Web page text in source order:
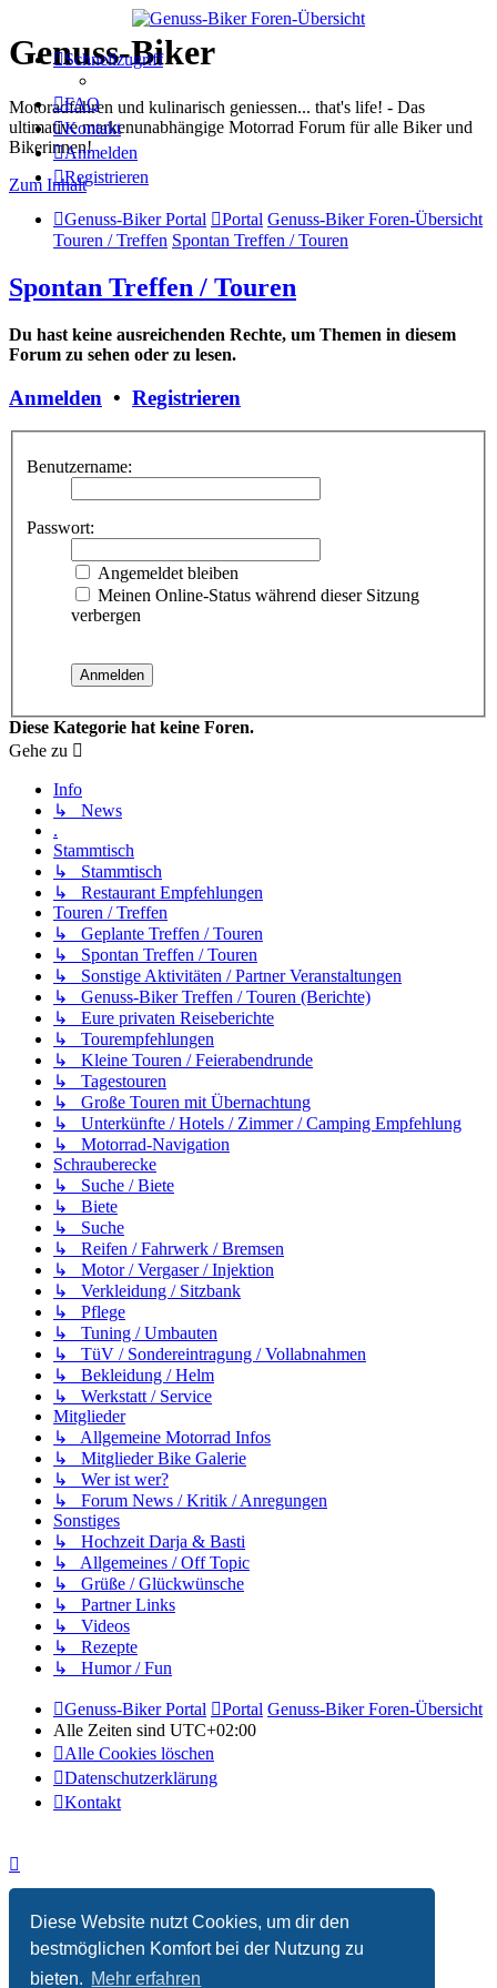
Diese Website nutzt Cookies, um dir den
bestmöglichen Komfort bei der Nutzung zu
bieten. Mehr erfahren
Genuss-Biker
Motoradfahren und kulinarisch geniessen... that's life! - Das
ultimative markenunabhängige Motorrad Forum für alle Biker und
Bikerinnen!
Zum Inhalt
Schnellzugriff
FAQ
Kontakt
Anmelden
Registrieren
Genuss-Biker Portal Portal Genuss-Biker Foren-Übersicht
Touren / Treffen Spontan Treffen / Touren
Spontan Treffen / Touren
Du hast keine ausreichenden Rechte, um Themen in diesem
Forum zu sehen oder zu lesen.
Anmelden • Registrieren
Benutzername:
Passwort:
Angemeldet bleiben
Meinen Online-Status während dieser Sitzung
verbergen
Diese Kategorie hat keine Foren.
Gehe zu
Info
↳ News
.
Stammtisch
↳ Stammtisch
↳ Restaurant Empfehlungen
Touren / Treffen
↳ Geplante Treffen / Touren
↳ Spontan Treffen / Touren
↳ Sonstige Aktivitäten / Partner Veranstaltungen
↳ Genuss-Biker Treffen / Touren (Berichte)
↳ Eure privaten Reiseberichte
↳ Tourempfehlungen
↳ Kleine Touren / Feierabendrunde
↳ Tagestouren
↳ Große Touren mit Übernachtung
↳ Unterkünfte / Hotels / Zimmer / Camping Empfehlung
↳ Motorrad-Navigation
Schrauberecke
↳ Suche / Biete
↳ Biete
↳ Suche
↳ Reifen / Fahrwerk / Bremsen
↳ Motor / Vergaser / Injektion
↳ Verkleidung / Sitzbank
↳ Pflege
↳ Tuning / Umbauten
↳ TüV / Sondereintragung / Vollabnahmen
↳ Bekleidung / Helm
↳ Werkstatt / Service
Mitglieder
↳ Allgemeine Motorrad Infos
↳ Mitglieder Bike Galerie
↳ Wer ist wer?
↳ Forum News / Kritik / Anregungen
Sonstiges
↳ Hochzeit Darja & Basti
↳ Allgemeines / Off Topic
↳ Grüße / Glückwünsche
↳ Partner Links
↳ Videos
↳ Rezepte
↳ Humor / Fun
Genuss-Biker Portal Portal Genuss-Biker Foren-Übersicht
Alle Zeiten sind UTC+02:00
Alle Cookies löschen
Datenschutzerklärung
Kontakt